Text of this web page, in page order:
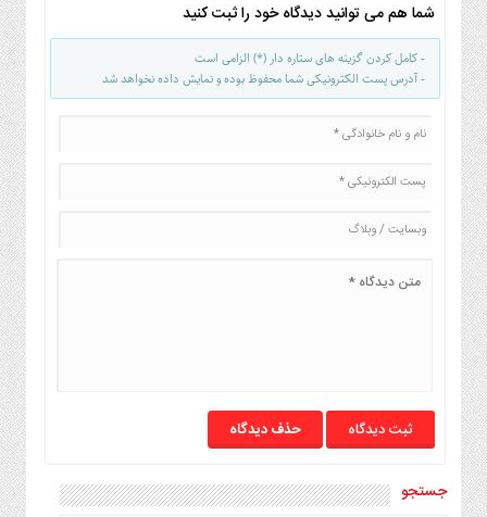
شما هم می توانید دیدگاه خود را ثبت کنید
- کامل کردن گزینه های ستاره دار (*) الزامی است
- آدرس پست الکترونیکی شما محفوظ بوده و نمایش داده نخواهد شد
حذف دیدگاه
جستجو